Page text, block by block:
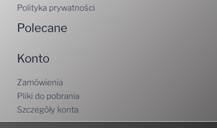
Polityka prywatności
Polecane
Konto
Zamówienia
Pliki do pobrania
Szczegóły konta